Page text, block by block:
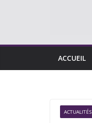
ACCUEIL
ACTUALITÉS